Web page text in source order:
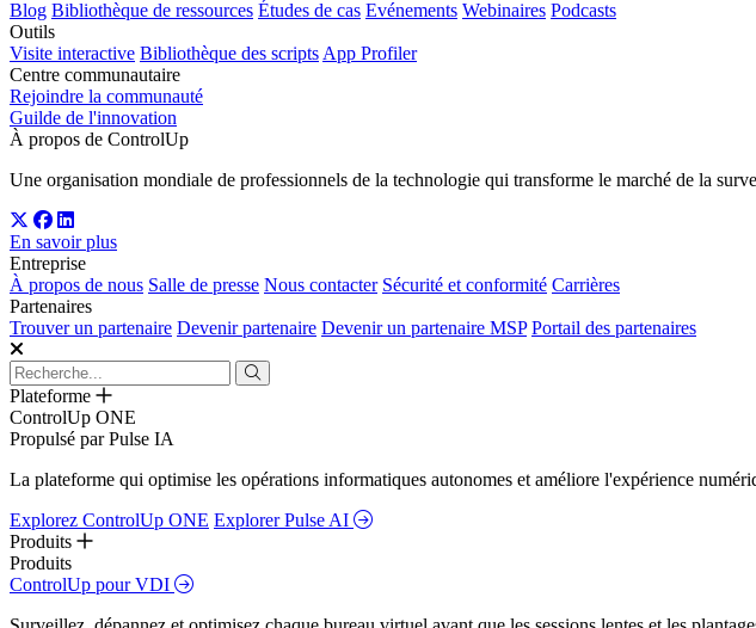
Blog Bibliothèque de ressources Études de cas Evénements Webinaires Podcasts
Outils
Visite interactive Bibliothèque des scripts App Profiler
Centre communautaire
Rejoindre la communauté
Guilde de l'innovation
À propos de ControlUp
Une organisation mondiale de professionnels de la technologie qui transforme le marché de la
En savoir plus
Entreprise
À propos de nous Salle de presse Nous contacter Sécurité et conformité Carrières
Partenaires
Trouver un partenaire Devenir partenaire Devenir un partenaire MSP Portail des partenaires
Plateforme
ControlUp ONE
Propulsé par Pulse IA
La plateforme qui optimise les opérations informatiques autonomes et améliore l'expérience
Explorez ControlUp ONE Explorer Pulse AI
Produits
Produits
ControlUp pour VDI